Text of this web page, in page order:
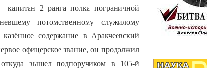
2 ранга полка пограничной
потомственному служилому
содержание в Аракчеевский
офицерское звание, он продолжил
откуда вышел подпоручиком в 105-й